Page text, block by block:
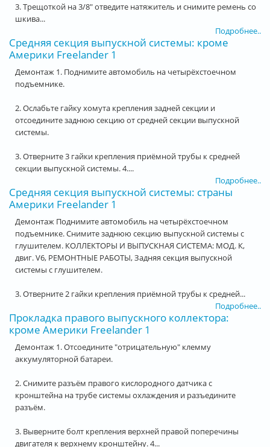
3. Трещоткой на 3/8" отведите натяжитель и снимите ремень со
шкива...
Подробнее..
Средняя секция выпускной системы: кроме
Америки Freelander 1
Демонтаж 1. Поднимите автомобиль на четырёхстоечном
подъемнике.
2. Ослабьте гайку хомута крепления задней секции и
отсоедините заднюю секцию от средней секции выпускной
системы.
3. Отверните 3 гайки крепления приёмной трубы к средней
секции выпускной системы. 4....
Подробнее..
Средняя секция выпускной системы: страны
Америки Freelander 1
Демонтаж Поднимите автомобиль на четырёхстоечном
подъемнике. Снимите заднюю секцию выпускной системы с
глушителем. КОЛЛЕКТОРЫ И ВЫПУСКНАЯ СИСТЕМА: МОД. К,
двиг. V6, РЕМОНТНЫЕ РАБОТЫ, Задняя секция выпускной
системы с глушителем.
3. Отверните 2 гайки крепления приёмной трубы к средней...
Подробнее..
Прокладка правого выпускного коллектора:
кроме Америки Freelander 1
Демонтаж 1. Отсоедините "отрицательную" клемму
аккумуляторной батареи.
2. Снимите разъём правого кислородного датчика с
кронштейна на трубе системы охлаждения и разъедините
разъём.
3. Выверните болт крепления верхней правой поперечины
двигателя к верхнему кронштейну. 4...